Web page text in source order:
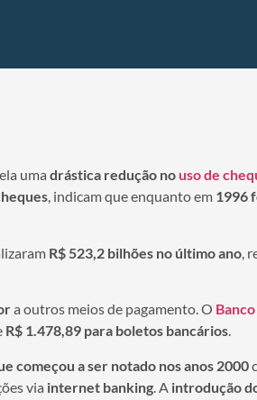
uma drástica redução no uso de
, indicam que enquanto em 1996
R$ 523,2 bilhões no último ano ,
a outros meios de pagamento. O
R$ 1.478,89 para boletos bancários.
começou a ser notado nos anos 2000
via internet banking . A introdução